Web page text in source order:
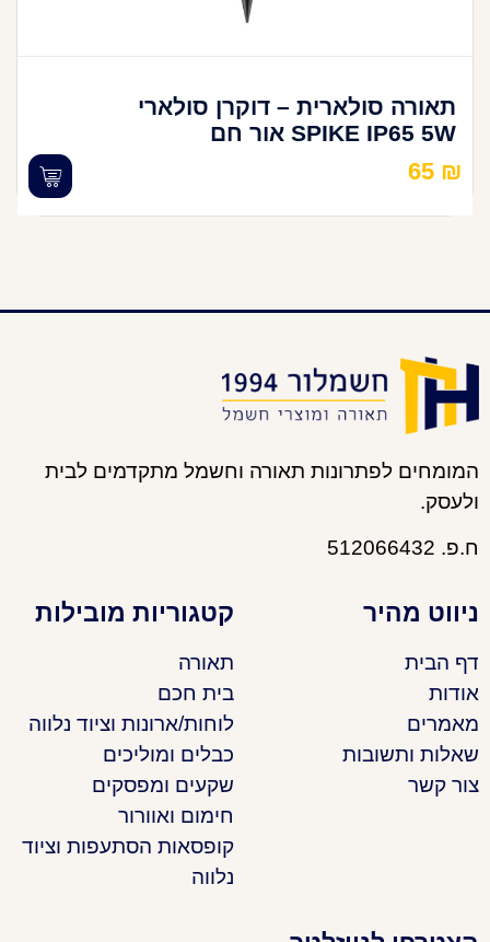
תאורה סולארית – דוקרן סולארי
SPIKE IP65 5W אור חם
65 ₪
המומחים לפתרונות תאורה וחשמל מתקדמים לבית
ולעסק.
ח.פ. 512066432
ניווט מהיר
דף הבית
אודות
מאמרים
שאלות ותשובות
צור קשר
קטגוריות מובילות
תאורה
בית חכם
לוחות/ארונות וציוד נלווה
כבלים ומוליכים
שקעים ומפסקים
חימום ואוורור
קופסאות הסתעפות וציוד
נלווה